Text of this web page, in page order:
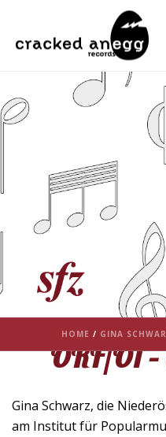
HOME / GINA
ORF/Ö1
Gina Schwarz, die
am Institut für